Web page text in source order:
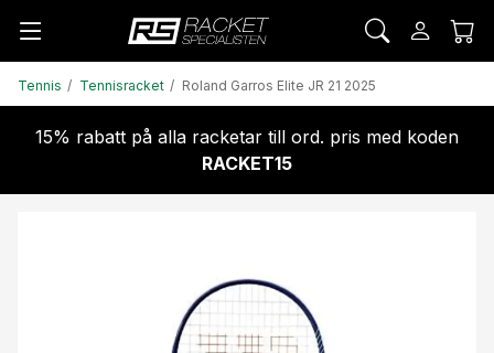
Tennis Tennisracket Roland Garros Elite JR 21 2025
15% rabatt på alla racketar till ord. pris med koden
RACKET15